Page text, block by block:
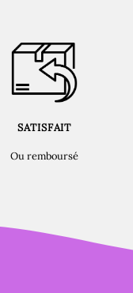
SATISFAIT
Ou remboursé